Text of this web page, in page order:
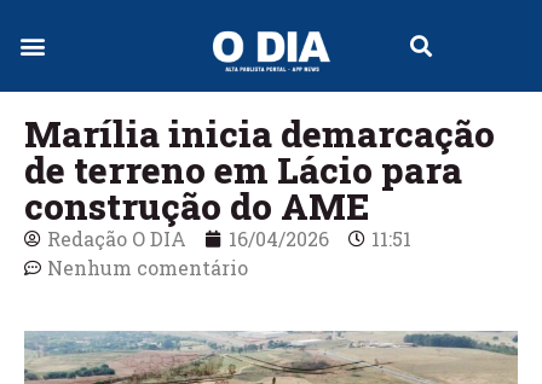
Marília inicia demarcação
de terreno em Lácio para
construção do AME
Redação O DIA 16/04/2026
11:51
Nenhum comentário